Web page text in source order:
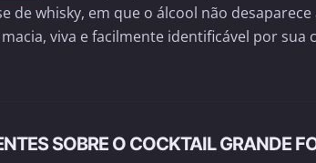
de whisky, em que o álcool não
viva e facilmente identificável por
SOBRE O COCKTAIL GRANDE